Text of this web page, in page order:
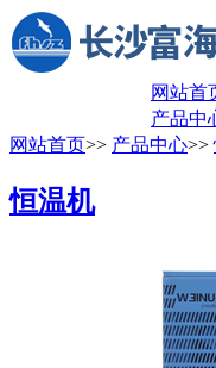
网站首
产品中
网站首页>> 产品中心>>
恒温机